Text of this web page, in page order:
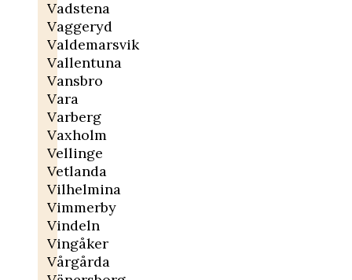
Vadstena
Vaggeryd
Valdemarsvik
Vallentuna
Vansbro
Vara
Varberg
Vaxholm
Vellinge
Vetlanda
Vilhelmina
Vimmerby
Vindeln
Vingåker
Vårgårda